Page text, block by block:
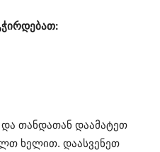
და თანდათან დაამატეთ
ხელით. დაასვენეთ